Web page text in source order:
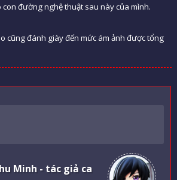
đường nghệ thuật sau này của mình.
cũng đánh giày đến mức ám ảnh được tổng
Minh - tác giả ca